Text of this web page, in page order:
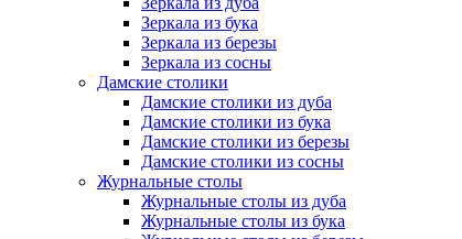
Зеркала из бука
Зеркала из березы
Зеркала из сосны
Дамские столики
Дамские столики из дуба
Дамские столики из бука
Дамские столики из березы
Дамские столики из сосны
Журнальные столы
Журнальные столы из дуба
Журнальные столы из бука